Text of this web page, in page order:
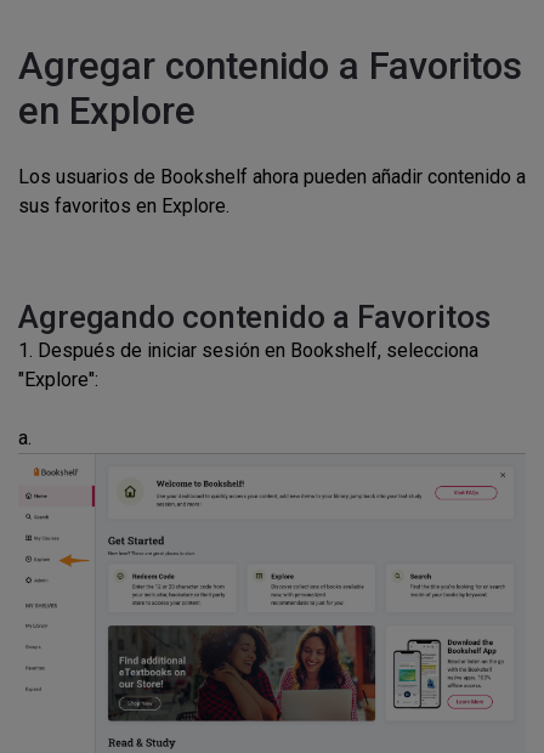
Agregar contenido a Favoritos
en Explore
Los usuarios de Bookshelf ahora pueden añadir contenido a
sus favoritos en Explore.
Agregando contenido a Favoritos
1. Después de iniciar sesión en Bookshelf, selecciona
"Explore":
a.